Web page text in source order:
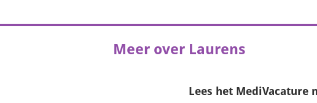
Meer over Laurens
Lees het MediVacature